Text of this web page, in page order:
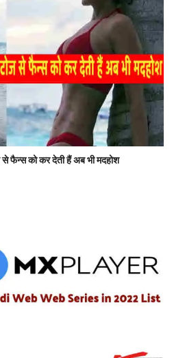
से फैन्स को कर देती हैं अब भी मदहोश